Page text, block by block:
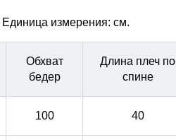
Единица измерения: см.
Обхват
бедер
Длина плеч по
спине
100 40